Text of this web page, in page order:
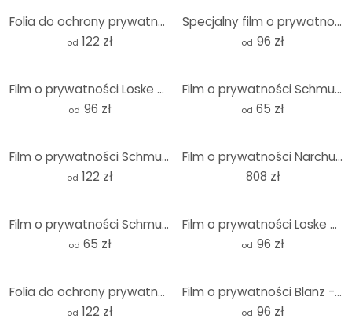
Folia do ochrony prywatności Prexus - Bielsza niż śnieg - Panorama
od 122 zł
Specjalny film o prywatności - Panorama
od 96 zł
Film o prywatności Loske - Kocie serce
od 96 zł
Film o prywatności Schmuckera - Miasto się budzi
od 65 zł
Film o prywatności Schmuckera - W niebieskim pokoju
od 122 zł
Film o prywatności Narchuk - podwodna egzotyka
808 zł
Film o prywatności Schmuckera - Poświęcenie
od 65 zł
Film o prywatności Loske - W kuchni
od 96 zł
Folia do ochrony prywatności Schmucker - światło i cień
od 122 zł
Film o prywatności Blanz - Letnia łąka
od 96 zł